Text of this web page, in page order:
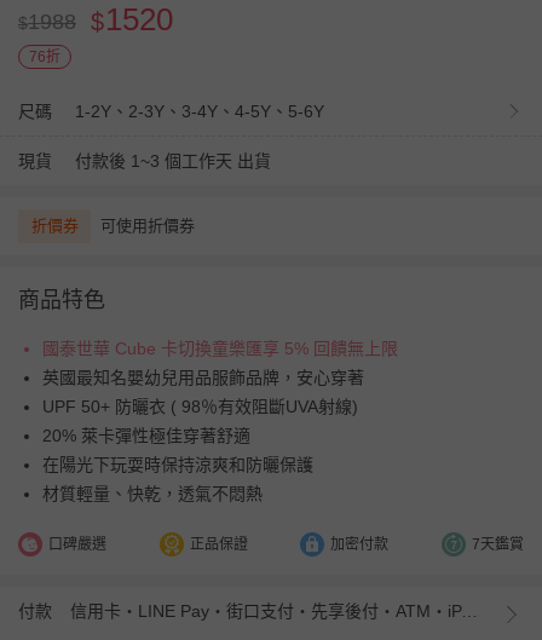
$1988 $1520
76折
尺碼 1-2Y、2-3Y、3-4Y、4-5Y、5-6Y
現貨 付款後 1~3 個工作天 出貨
折價券 可使用折價券
商品特色
國泰世華 Cube 卡切換童樂匯享 5% 回饋無上限
英國最知名嬰幼兒用品服飾品牌，安心穿著
UPF 50+ 防曬衣 ( 98％有效阻斷UVA射線)
20% 萊卡彈性極佳穿著舒適
在陽光下玩耍時保持涼爽和防曬保護
材質輕量、快乾，透氣不悶熱
口碑嚴選 正品保證 加密付款 7天鑑賞
付款 信用卡・LINE Pay・街口支付・先享後付・ATM・iPASS MONEY